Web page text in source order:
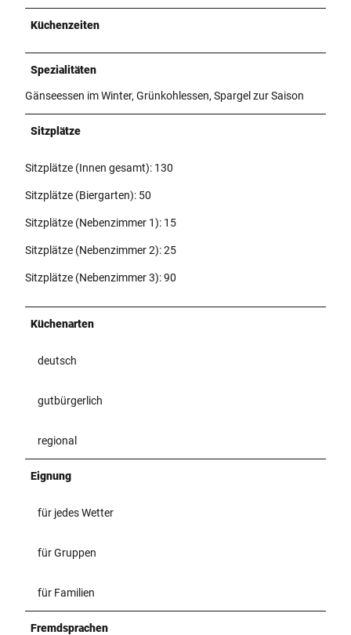
Küchenzeiten
Spezialitäten
Gänseessen im Winter, Grünkohlessen, Spargel zur Saison
Sitzplätze
Sitzplätze (Innen gesamt): 130
Sitzplätze (Biergarten): 50
Sitzplätze (Nebenzimmer 1): 15
Sitzplätze (Nebenzimmer 2): 25
Sitzplätze (Nebenzimmer 3): 90
Küchenarten
deutsch
gutbürgerlich
regional
Eignung
für jedes Wetter
für Gruppen
für Familien
Fremdsprachen